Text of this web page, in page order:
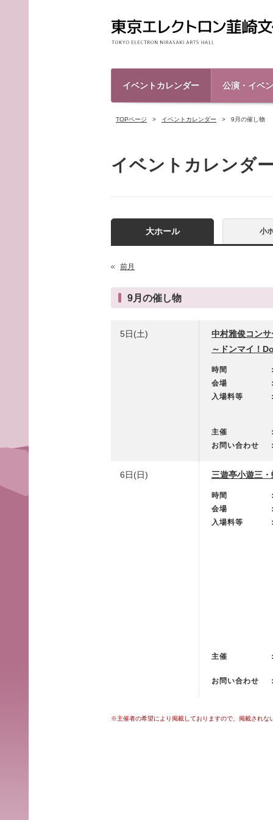
イベントカレンダー 公演・イベ
TOPページ イベントカレンダー 9月の催し物
イベントカレンダ
大ホール 小
前月
9月の催し物
5日(土)
中村雅俊コン
～ドンマイ！
時間
会場
入場料等
主催
お問い合わせ
6日(日) 三遊亭小遊三
時間
会場
入場料等
主催
お問い合わせ
※主催者の希望により掲載しておりますので、掲載されな